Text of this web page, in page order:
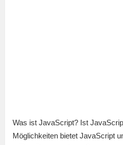
Was ist JavaScript? Ist
Möglichkeiten bietet JavaScript